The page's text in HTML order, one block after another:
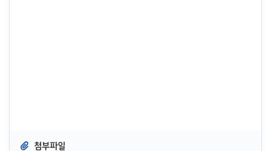
첨부파일